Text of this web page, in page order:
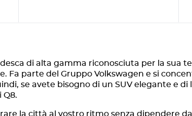
di alta gamma riconosciuta per la sua
Fa parte del Gruppo Volkswagen e si
se avete bisogno di un SUV elegante e
Q8.
la città al vostro ritmo senza dipendere